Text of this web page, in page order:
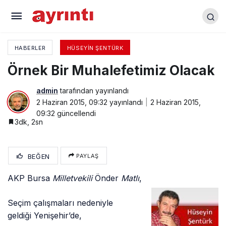
HABERLER HÜSEYIN ŞENTÜRK
Örnek Bir Muhalefetimiz Olacak
admin tarafından yayınlandı
2 Haziran 2015, 09:32 yayınlandı
2 Haziran 2015,
09:32 güncellendi
3dk, 2sn
BEĞEN PAYLAŞ
AKP Bursa MilletvekiliÖnder Matlı,
Seçim çalışmaları nedeniyle
geldiği Yenişehir’de,
Bugün 19 Mayıs